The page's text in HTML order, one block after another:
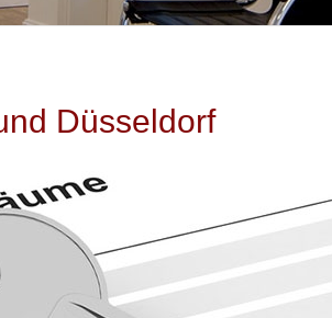
Düsseldorf